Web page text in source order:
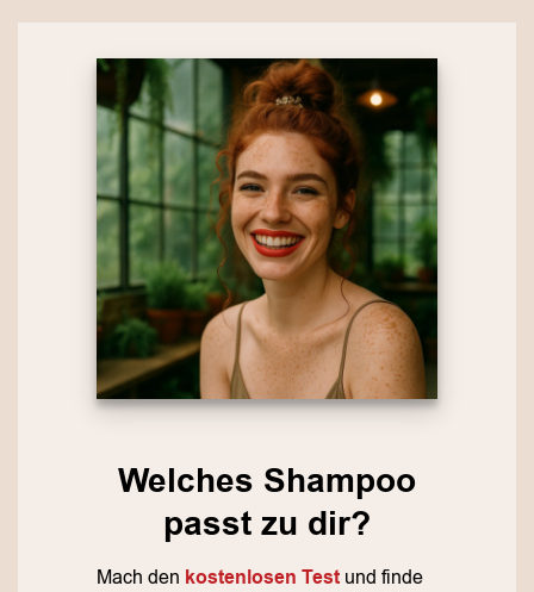
Welches Shampoo
passt zu dir?
Mach den kostenlosen Testund finde